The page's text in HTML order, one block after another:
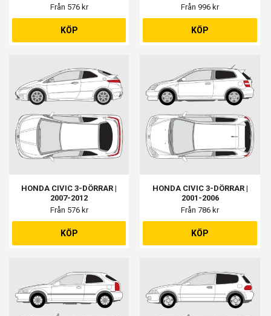
Från 576 kr
KÖP
Från 996 kr
KÖP
HONDA CIVIC 3-DÖRRAR |
2007-2012
Från 576 kr
KÖP
HONDA CIVIC 3-DÖRRAR |
2001-2006
Från 786 kr
KÖP